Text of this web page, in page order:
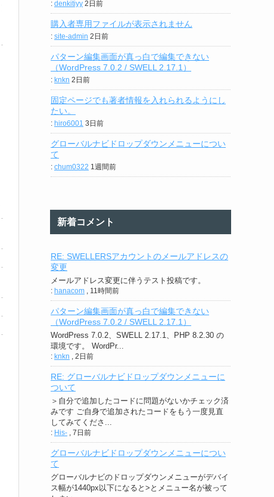
: denkitiyy 2日前
購入者専用ファイルが表示されません
: site-admin 2日前
パターン編集画面が真っ白で編集できない
（WordPress 7.0.2 / SWELL 2.17.1）
: knkn 2日前
固定ページでも著者情報を入れられるようにし
たい。
: hiro6001 3日前
グローバルナビドロップダウンメニューについ
て
: chum0322 1週間前
新着コメント
RE: SWELLERSアカウントのメールアドレスの
変更
メールアドレス変更に伴うテスト投稿です。
: hanacom 11時間前
パターン編集画面が真っ白で編集できない
（WordPress 7.0.2 / SWELL 2.17.1）
WordPress 7.0.2、SWELL 2.17.1、PHP 8.2.30 の
環境です。 WordPr...
: knkn 2日前
RE: グローバルナビドロップダウンメニューに
ついて
＞自分で追加したコードに問題がないかチェック済
みです ご自身で追加されたコードをもう一度見直
してみてくださ...
: His- 7日前
グローバルナビドロップダウンメニューについ
て
グローバルナビのドロップダウンメニューがデバイ
ス幅が1440px以下になると>とメニュー名が被って